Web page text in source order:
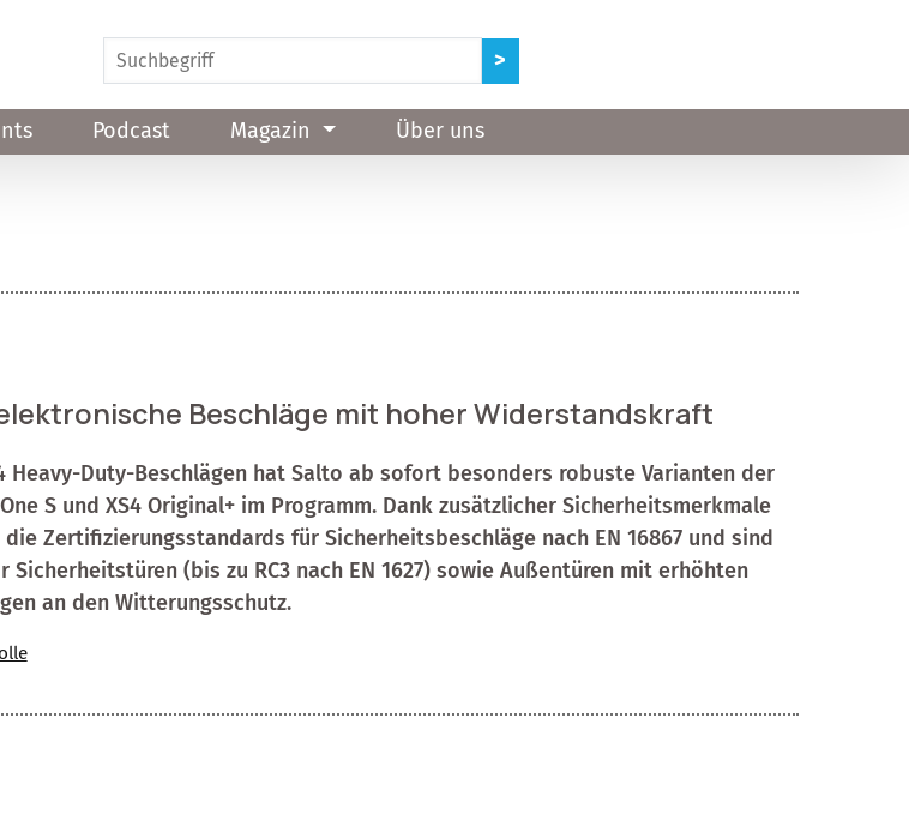
Podcast Magazin Über uns
Beschläge mit hoher Widerstandskraft
Heavy-Duty-Beschlägen hat Salto ab sofort besonders robuste Varianten der
S und XS4 Original+ im Programm. Dank zusätzlicher Sicherheitsmerkmale
Zertifizierungsstandards für Sicherheitsbeschläge nach EN 16867 und sind
Sicherheitstüren (bis zu RC3 nach EN 1627) sowie Außentüren mit erhöhten
an den Witterungsschutz.